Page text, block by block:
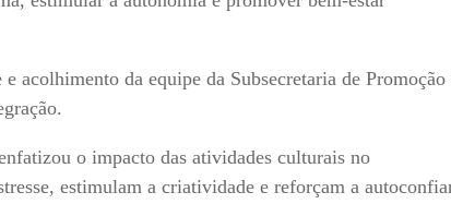
acolhimento da equipe da Subsecretaria de Promoção
o impacto das atividades culturais no
estimulam a criatividade e reforçam a